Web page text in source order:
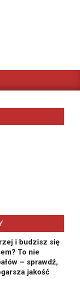
i budzisz się
To nie
– sprawdź,
jakość